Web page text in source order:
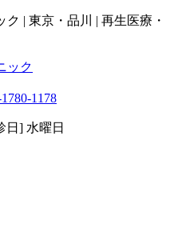
| 東京・品川 | 再生医療・
1178
日] 水曜日